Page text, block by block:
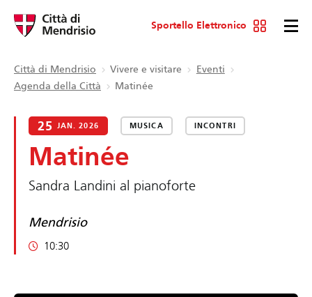
Sportello Elettronico
Città di Mendrisio Vivere e visitare
Eventi
Agenda della Città
Matinée
25 JAN. 2026 MUSICA INCONTRI
Matinée
Sandra Landini al pianoforte
Mendrisio
10:30